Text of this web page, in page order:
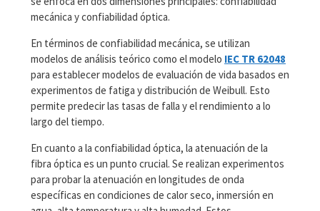
mecánica y confiabilidad óptica.
En términos de confiabilidad mecánica, se utilizan
modelos de análisis teórico como el modelo IEC TR 62048
para establecer modelos de evaluación de vida basados en
experimentos de fatiga y distribución de Weibull. Esto
permite predecir las tasas de falla y el rendimiento a lo
largo del tiempo.
En cuanto a la confiabilidad óptica, la atenuación de la
fibra óptica es un punto crucial. Se realizan experimentos
para probar la atenuación en longitudes de onda
específicas en condiciones de calor seco, inmersión en